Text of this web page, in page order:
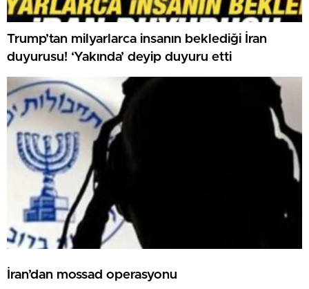
Trump’tan milyarlarca insanın beklediği İran
duyurusu! ‘Yakında’ deyip duyuru etti
İran’dan mossad operasyonu